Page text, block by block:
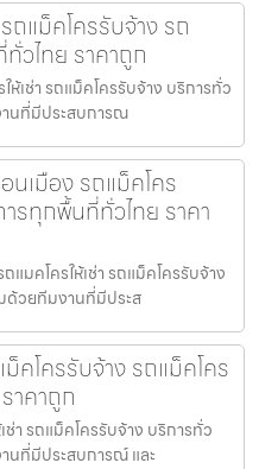
ถแม็คโครรับจ้าง รถ
วไทย ราคาถูก
ห้เช่า รถแม็คโครรับจ้าง บริการทั่ว
านที่มีประสบการณ
เมือง รถแม็คโคร
ารทุกพื้นที่ทั่วไทย ราคา
มคโครให้เช่า รถแม็คโครรับจ้าง
ด้วยทีมงานที่มีประส
คโครรับจ้าง รถแม็คโคร
าคาถูก
า รถแม็คโครรับจ้าง บริการทั่ว
นที่มีประสบการณ์ และ